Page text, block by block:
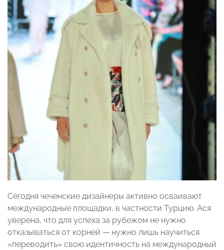
Сегодня чеченские дизайнеры активно осваивают
международные площадки, в частности Турцию. Ася
уверена, что для успеха за рубежом не нужно
отказываться от корней — нужно лишь научиться
«переводить» свою идентичность на международный